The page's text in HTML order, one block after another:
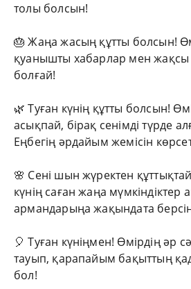
толы болсын!
🎂 Жаңа жасың құтты болсын!
қуанышты хабарлар мен жақсы
болғай!
🌿 Туған күнің құтты болсын!
асықпай, бірақ сенімді түрде
Еңбегің әрдайым жемісін
🌸 Сені шын жүректен
күнің саған жаңа мүмкіндіктер
армандарыңа жақындата
🎈 Туған күніңмен! Өмірдің әр
тауып, қарапайым бақыттың
бол!